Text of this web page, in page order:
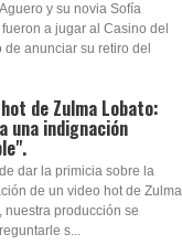
y su novia Sofía
a jugar al Casino del
anunciar su retiro del
de Zulma Lobato:
una indignación
de dar la primicia sobre la
de un video hot de Zulma
nuestra producción se
s...